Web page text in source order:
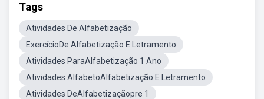
Tags
Atividades De Alfabetização
ExercícioDe Alfabetização E Letramento
Atividades ParaAlfabetização 1 Ano
Atividades AlfabetoAlfabetização E Letramento
Atividades DeAlfabetizaçãopre 1